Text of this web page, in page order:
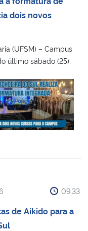
dois novos
(UFSM) – Campus
último sábado (25),
09:33
de Aikido para a